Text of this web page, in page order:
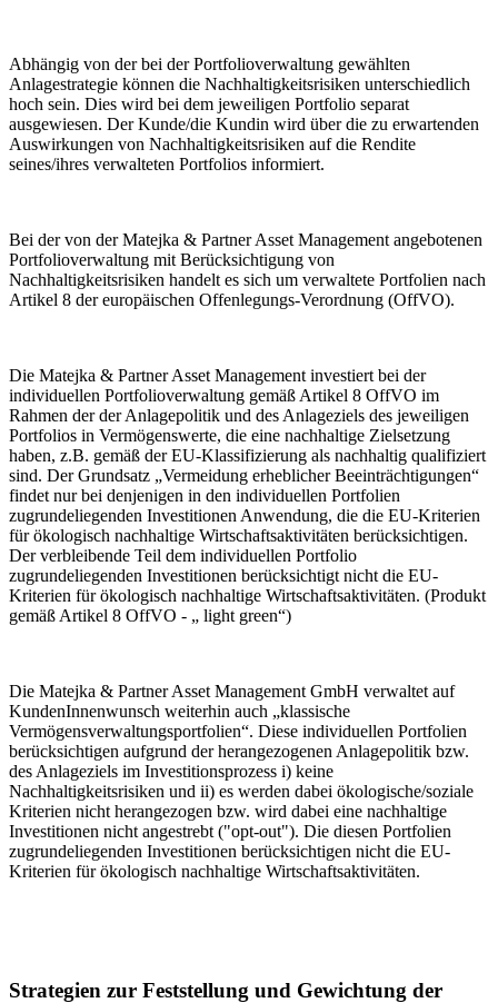
Abhängig von der bei der Portfolioverwaltung gewählten
Anlagestrategie können die Nachhaltigkeitsrisiken unterschiedlich
hoch sein. Dies wird bei dem jeweiligen Portfolio separat
ausgewiesen. Der Kunde/die Kundin wird über die zu erwartenden
Auswirkungen von Nachhaltigkeitsrisiken auf die Rendite
seines/ihres verwalteten Portfolios informiert.
Bei der von der Matejka & Partner Asset Management angebotenen
Portfolioverwaltung mit Berücksichtigung von
Nachhaltigkeitsrisiken handelt es sich um verwaltete Portfolien nach
Artikel 8 der europäischen Offenlegungs-Verordnung (OffVO).
Die Matejka & Partner Asset Management investiert bei der
individuellen Portfolioverwaltung gemäß Artikel 8 OffVO im
Rahmen der der Anlagepolitik und des Anlageziels des jeweiligen
Portfolios in Vermögenswerte, die eine nachhaltige Zielsetzung
haben, z.B. gemäß der EU-Klassifizierung als nachhaltig qualifiziert
sind. Der Grundsatz „Vermeidung erheblicher Beeinträchtigungen“
findet nur bei denjenigen in den individuellen Portfolien
zugrundeliegenden Investitionen Anwendung, die die EU-Kriterien
für ökologisch nachhaltige Wirtschaftsaktivitäten berücksichtigen.
Der verbleibende Teil dem individuellen Portfolio
zugrundeliegenden Investitionen berücksichtigt nicht die EU-
Kriterien für ökologisch nachhaltige Wirtschaftsaktivitäten. (Produkt
gemäß Artikel 8 OffVO - „ light green“)
Die Matejka & Partner Asset Management GmbH verwaltet auf
KundenInnenwunsch weiterhin auch „klassische
Vermögensverwaltungsportfolien“. Diese individuellen Portfolien
berücksichtigen aufgrund der herangezogenen Anlagepolitik bzw.
des Anlageziels im Investitionsprozess i) keine
Nachhaltigkeitsrisiken und ii) es werden dabei ökologische/soziale
Kriterien nicht herangezogen bzw. wird dabei eine nachhaltige
Investitionen nicht angestrebt ("opt-out"). Die diesen Portfolien
zugrundeliegenden Investitionen berücksichtigen nicht die EU-
Kriterien für ökologisch nachhaltige Wirtschaftsaktivitäten.
Strategien zur Feststellung und Gewichtung der